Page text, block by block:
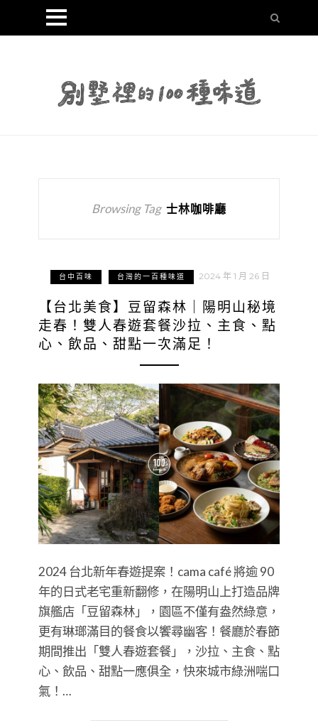
Browsing Tag 士林咖啡廳
台中百味 台灣的一百種味道 2024 年 1 月 26 日
【台北美食】豆留森林｜陽明山秘境
走春！雙人春遊套餐沙拉、主食、點
心、飲品、甜點一次滿足！
2024 台北新年春遊提案！cama café 將逾 90
年的日式老宅重新翻修，在陽明山上打造品牌
旗艦店「豆留森林」，園區不僅有盎然綠意，
更有琳瑯滿目的餐食以饗尋幽客！餐廳於春節
期間推出「雙人春遊套餐」，沙拉、主食、點
心、飲品、甜點一應俱全，快來城市綠洲喘口
氣！…